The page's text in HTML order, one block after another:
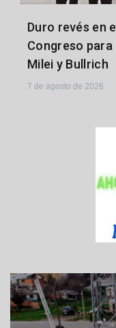
Duro revés en el
Congreso para
Milei y Bullrich
7 de agosto de 2026